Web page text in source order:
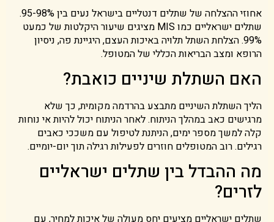
אחוזי ההצלחה של שתלים דנטליים בישראל נעים בין 95-98%.
שתלים ישראליים כמו MIS מציגים שיעור היקלטות של כמעט
99%. הצלחת השתל תלויה באיכות העצם, היגיינת פה, ניסיון
הרופא ומצב הבריאות הכללי של המטופל.
האם השתלת שיניים כואבת?
הליך השתלת השיניים מתבצע בהרדמה מקומית, כך שלא
מרגישים כאב במהלך הניתוח. לאחר הניתוח יכול להיות אי נוחות
קלה למשך מספר ימים, הניתנת לטיפול עם משככי כאבים
רגילים. רוב המטופלים חוזרים לפעילות רגילה תוך יום-יומיים.
מה ההבדל בין שתלים ישראליים
לזרים?